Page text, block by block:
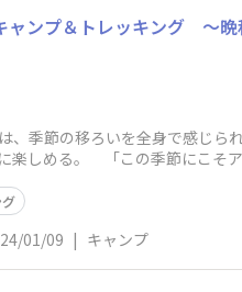
ャンプ＆トレッキング ～
季節の移ろいを全身で感じら
楽しめる。 「この季節にこそ
01/09 | キャンプ